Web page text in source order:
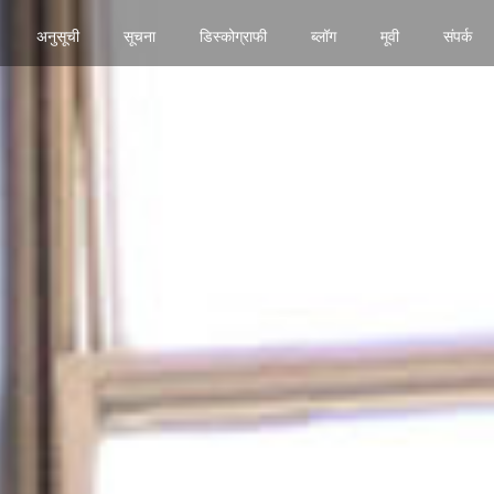
अनुसूची सूचना डिस्कोग्राफी ब्लॉग मूवी संपर्क